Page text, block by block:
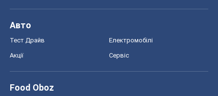
Авто
Тест Драйв Електромобілі
Акції Сервіс
Food Oboz